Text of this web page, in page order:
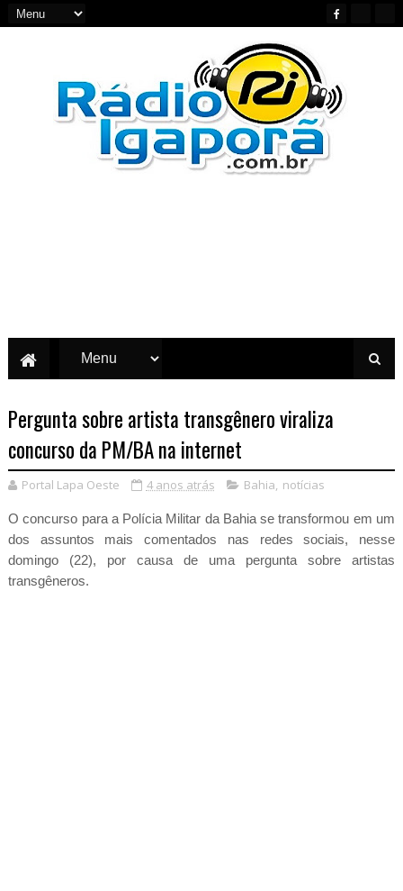
Pergunta sobre artista transgênero viraliza
concurso da PM/BA na internet
Portal Lapa Oeste 4 anos atrás Bahia, notícias
O concurso para a Polícia Militar da Bahia se transformou em um
dos assuntos mais comentados nas redes sociais, nesse
domingo (22), por causa de uma pergunta sobre artistas
transgêneros.